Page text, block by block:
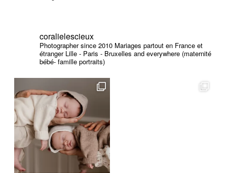
coralielescieux
Photographer since 2010 Mariages partout en France et
étranger Lille - Paris - Bruxelles and everywhere (maternité
bébé- famille portraits)